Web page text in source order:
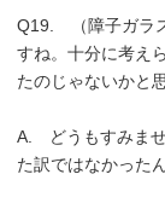
Q19. （障子ガラ
すね。十分に考え
たのじゃないかと
A. どうもすみませ
た訳ではなかった